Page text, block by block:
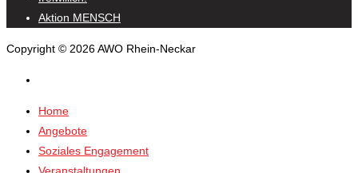
Aktion MENSCH
Copyright © 2026 AWO Rhein-Neckar
Home
Angebote
Soziales Engagement